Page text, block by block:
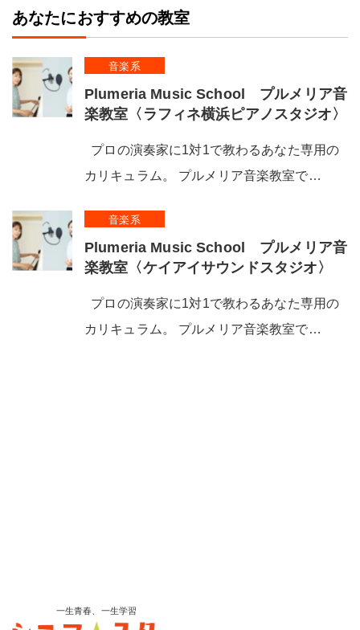
あなたにおすすめの教室
音楽系
Plumeria Music School プルメリア音
楽教室〈ラフィネ横浜ピアノスタジオ〉
プロの演奏家に1対1で教わるあなた専用の
カリキュラム。 プルメリア音楽教室で…
音楽系
Plumeria Music School プルメリア音
楽教室〈ケイアイサウンドスタジオ〉
プロの演奏家に1対1で教わるあなた専用の
カリキュラム。 プルメリア音楽教室で…
一生青春、一生学習